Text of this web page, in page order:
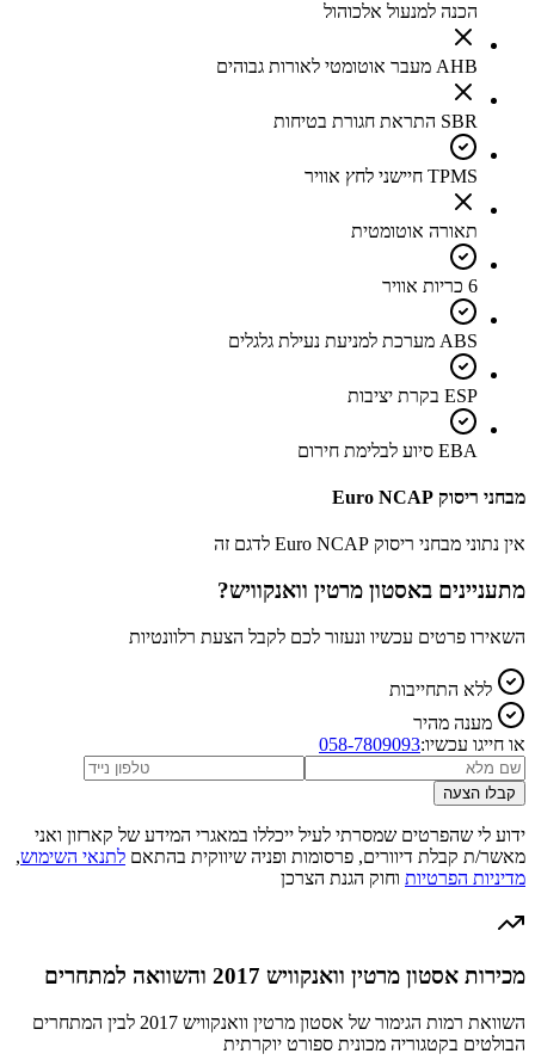
הכנה למנעול אלכוהול
AHB מעבר אוטומטי לאורות גבוהים
SBR התראת חגורת בטיחות
TPMS חיישני לחץ אוויר
תאורה אוטומטית
6 כריות אוויר
ABS מערכת למניעת נעילת גלגלים
ESP בקרת יציבות
EBA סיוע לבלימת חירום
מבחני ריסוק Euro NCAP
אין נתוני מבחני ריסוק Euro NCAP לדגם זה
מתעניינים באסטון מרטין וואנקוויש?
השאירו פרטים עכשיו ונעזור לכם לקבל הצעת רלוונטיות
ללא התחייבות
מענה מהיר
או חייגו עכשיו:058-7809093
קבלו הצעה
ידוע לי שהפרטים שמסרתי לעיל ייכללו במאגרי המידע של קארזון ואני
מאשר/ת קבלת דיוורים, פרסומות ופניה שיווקית בהתאם לתנאי השימוש,
מדיניות הפרטיות וחוק הגנת הצרכן
מכירות אסטון מרטין וואנקוויש 2017 והשוואה למתחרים
השוואת רמות הגימור של אסטון מרטין וואנקוויש 2017 לבין המתחרים
הבולטים בקטגוריה מכונית ספורט יוקרתית